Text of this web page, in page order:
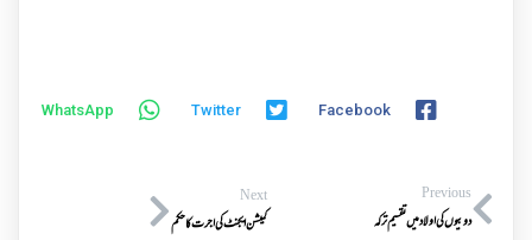
Facebook
Twitter
WhatsApp
Previous
دوبیوں کی اولاد میں تقسیم ترکہ
Next
کمیشن ایجنٹ کی اجرت کا حکم